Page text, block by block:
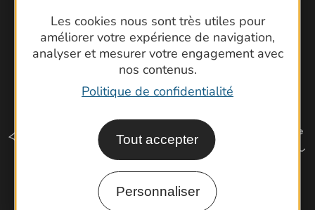
Les cookies nous sont très utiles pour
améliorer votre expérience de navigation,
analyser et mesurer votre engagement avec
nos contenus.
Politique de confidentialité
Tout accepter
Personnaliser
Comment venir ?